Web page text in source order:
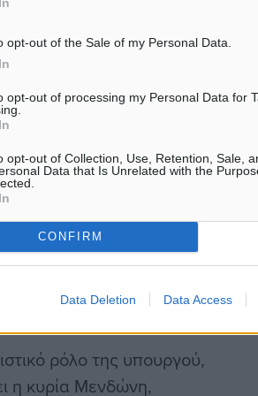
opt-out of the Sale of my Personal Data.
opt-out of processing my Personal Data for
opt-out of Collection, Use, Retention, Sale,
Data that Is Unrelated with the
CONFIRM
Data Deletion Data Access
με την
θα προκύψει από
Πολιτισμού.
τη σύσκεψη που
η κ. Μενδώνη
αποφασισμένη
Ήταν όλοι αισιόδοξοι
δήλωσε
ρόλο της υπουργού,
η κυρία Μενδώνη,